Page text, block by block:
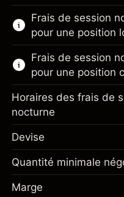
Ce marché
trading de CFD.
En savoir plus sur :
CFD
Frais de session
pour une position
Marge. Votre
investissement
Ajustement
Frais de session
pour une position
Horaires des frais de
nocturne
Devise
Quantité minimale
Marge